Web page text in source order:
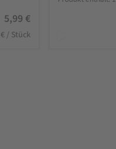
5,99€
€ / Stück